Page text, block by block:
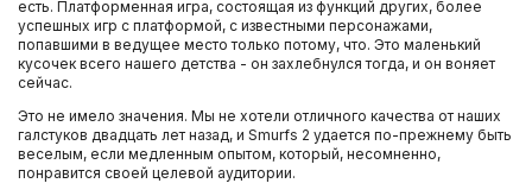
есть. Платформенная игра, состоящая из функций других, более
успешных игр с платформой, с известными персонажами,
попавшими в ведущее место только потому, что. Это маленький
кусочек всего нашего детства - он захлебнулся тогда, и он воняет
сейчас.
Это не имело значения. Мы не хотели отличного качества от наших
галстуков двадцать лет назад, и Smurfs 2 удается по-прежнему быть
веселым, если медленным опытом, который, несомненно,
понравится своей целевой аудитории.